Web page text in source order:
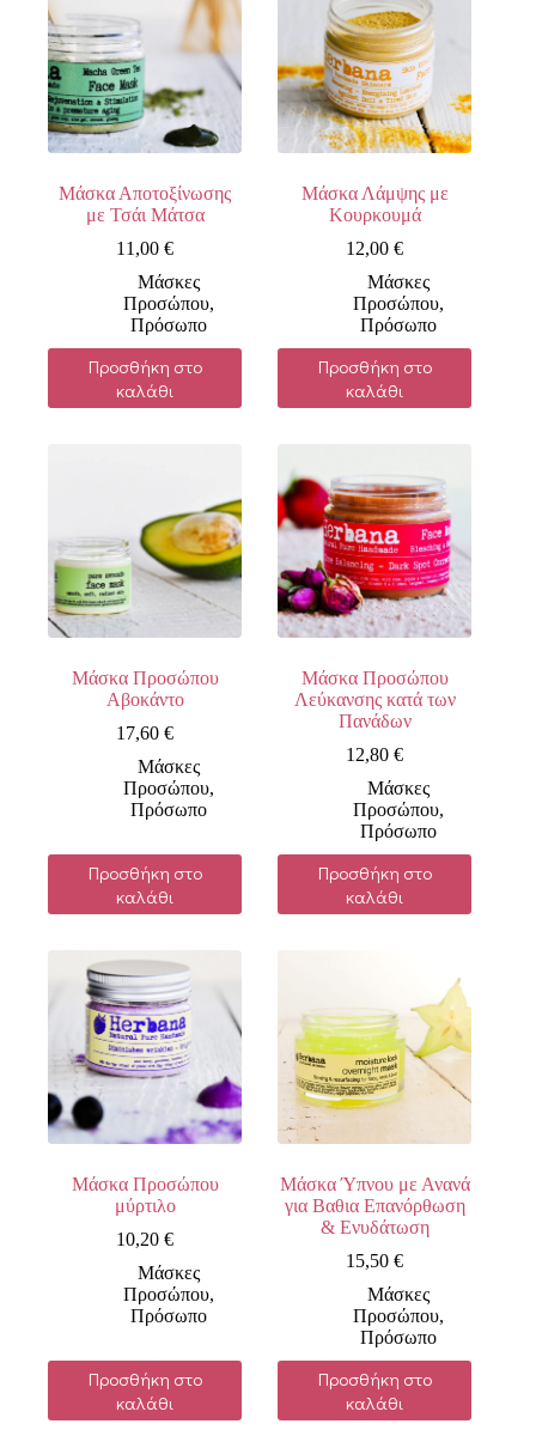
Μάσκα Αποτοξίνωσης
με Τσάι Μάτσα
11,00€
Μάσκες
Προσώπου,
Πρόσωπο
Προσθήκη στο
καλάθι
Μάσκα Λάμψης με
Κουρκουμά
12,00€
Μάσκες
Προσώπου,
Πρόσωπο
Προσθήκη στο
καλάθι
Μάσκα Προσώπου
Αβοκάντο
17,60€
Μάσκες
Προσώπου,
Πρόσωπο
Προσθήκη στο
καλάθι
Μάσκα Προσώπου
Λεύκανσης κατά των
Πανάδων
12,80€
Μάσκες
Προσώπου,
Πρόσωπο
Προσθήκη στο
καλάθι
Μάσκα Προσώπου
μύρτιλο
10,20€
Μάσκες
Προσώπου,
Πρόσωπο
Προσθήκη στο
καλάθι
Μάσκα Ύπνου με Ανανά
για Βαθια Επανόρθωση
& Ενυδάτωση
15,50€
Μάσκες
Προσώπου,
Πρόσωπο
Προσθήκη στο
καλάθι